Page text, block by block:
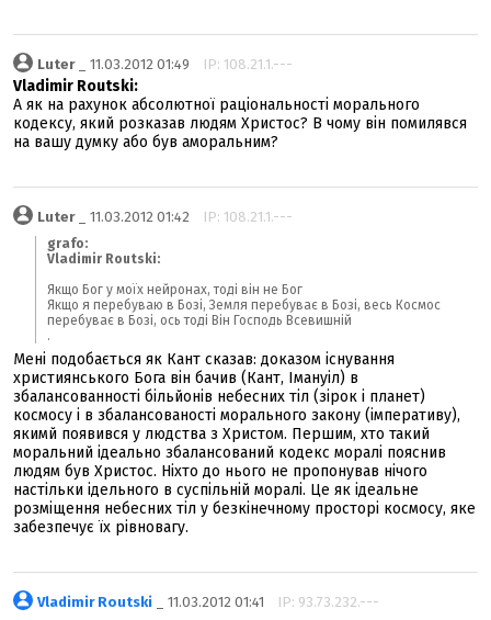
Luter _ 11.03.2012 01:49 IP: 108.21.1.---
Vladimir Routski:
А як на рахунок абсолютної раціональності морального
кодексу, який розказав людям Христос? В чому він помилявся
на вашу думку або був аморальним?
Luter _ 11.03.2012 01:42 IP: 108.21.1.---
grafo:
Vladimir Routski:
Якщо Бог у моїх нейронах, тоді він не Бог
Якщо я перебуваю в Бозі, Земля перебуває в Бозі, весь Космос
перебуває в Бозі, ось тоді Він Господь Всевишній
.
Мені подобається як Кант сказав: доказом існування
християнського Бога він бачив (Кант, Імануіл) в
збалансованності більйонів небесних тіл (зірок і планет)
космосу і в збалансованості морального закону (імперативу),
якимй появився у людства з Христом. Першим, хто такий
моральний ідеально збалансований кодекс моралі пояснив
людям був Христос. Ніхто до нього не пропонував нічого
настільки ідельного в суспільній моралі. Це як ідеальне
розміщення небесних тіл у безкінечному просторі космосу, яке
забезпечує їх рівновагу.
Vladimir Routski _ 11.03.2012 01:41 IP: 93.73.232.---